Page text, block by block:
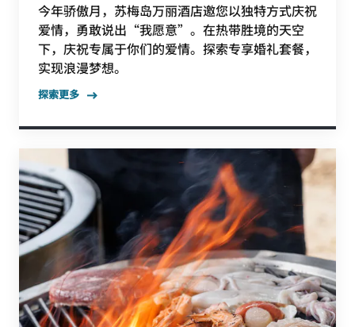
今年骄傲月，苏梅岛万丽酒店邀您以独特方式庆祝
爱情，勇敢说出“我愿意”。在热带胜境的天空
下，庆祝专属于你们的爱情。探索专享婚礼套餐，
实现浪漫梦想。
探索更多